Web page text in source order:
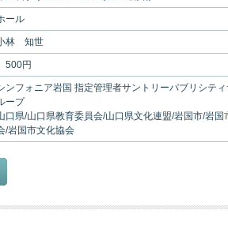
ール
林 知世
500円
ンフォニア岩国 指定管理者サントリーパブリシテ
ープ
口県/山口県教育委員会/山口県文化連盟/岩国市/岩国
/岩国市文化協会